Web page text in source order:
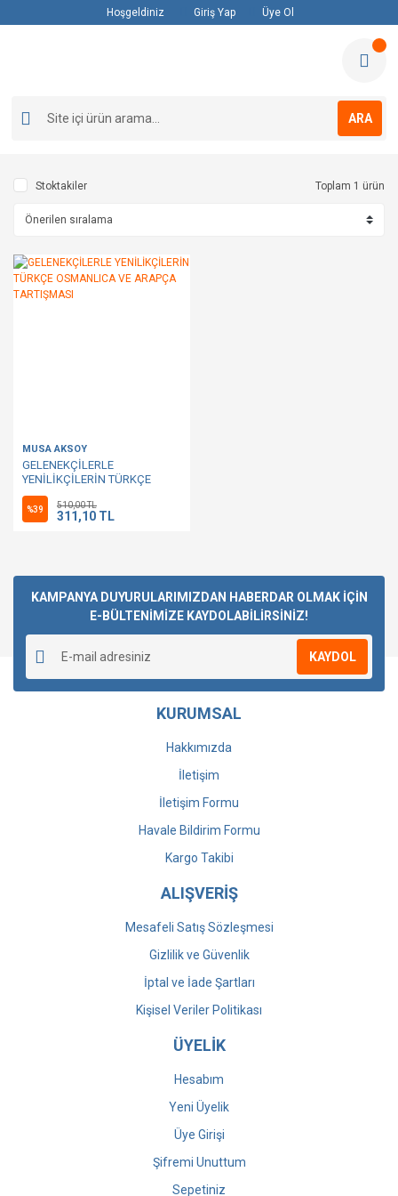
Hoşgeldiniz Giriş Yap Üye Ol
ARA
Stoktakiler Toplam 1 ürün
MUSA AKSOY
GELENEKÇİLERLE
YENİLİKÇİLERİN TÜRKÇE
OSMANLICA VE ARAPÇA
TARTIŞMASI
%39 510,00 TL
311,10 TL
KAMPANYA DUYURULARIMIZDAN HABERDAR OLMAK İÇİN
E-BÜLTENİMİZE KAYDOLABİLİRSİNİZ!
KAYDOL
KURUMSAL
Hakkımızda
İletişim
İletişim Formu
Havale Bildirim Formu
Kargo Takibi
ALIŞVERİŞ
Mesafeli Satış Sözleşmesi
Gizlilik ve Güvenlik
İptal ve İade Şartları
Kişisel Veriler Politikası
ÜYELİK
Hesabım
Yeni Üyelik
Üye Girişi
Şifremi Unuttum
Sepetiniz